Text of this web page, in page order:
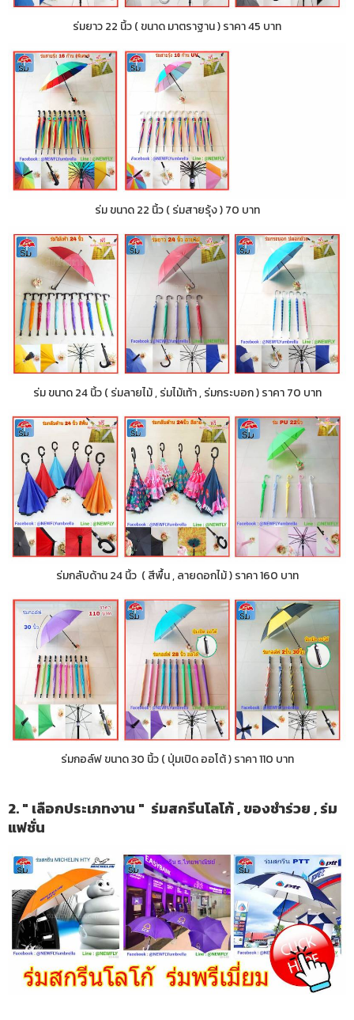
ร่มยาว 22 นิ้ว ( ขนาด มาตราฐาน ) ราคา 45 บาท
ร่ม ขนาด 22 นิ้ว ( ร่มสายรุ้ง ) 70 บาท
ร่ม ขนาด 24 นิ้ว ( ร่มลายไม้ , ร่มไม้เท้า , ร่มกระบอก ) ราคา 70 บาท
ร่มกลับด้าน 24 นิ้ว ( สีพื้น , ลายดอกไม้ ) ราคา 160 บาท
ร่มกอล์ฟ ขนาด 30 นิ้ว ( ปุ่มเปิด ออโต้ ) ราคา 110 บาท
2. " เลือกประเภทงาน " ร่มสกรีนโลโก้ , ของชำร่วย , ร่ม
แฟชั่น